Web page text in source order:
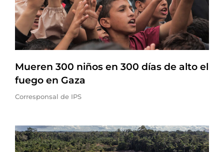
Mueren 300 niños en 300 días de alto el
fuego en Gaza
Corresponsal de IPS